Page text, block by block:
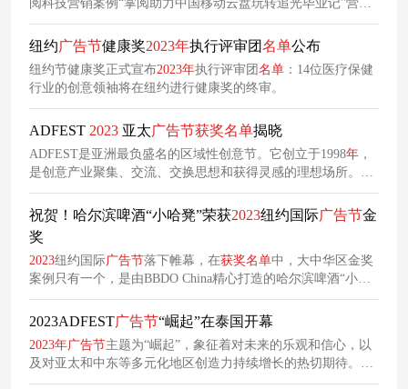
动。
阅科技营销案例“掌阅助力中国移动云盘玩转追光毕业记”营销
案例成功斩获“整合营销类”银奖。
纽约广告节健康奖2023年执行评审团名单公布
纽约节健康奖正式宣布2023年执行评审团 名单 ：14位医疗保健
行业的创意领袖将在纽约进行健康奖的终审。
ADFEST 2023 亚太广告节获奖名单揭晓
ADFEST是亚洲最负盛名的区域性创意节。它创立于1998年 ，
是创意产业聚集、交流、交换思想和获得灵感的理想场所。在
第一年，只有不到200名代表参加ADFEST。而现在，ADFEST
每年都会迎接来自世界各地的1200多名代表。今年，ADFEST
2023 官方颁出8座「Grande of Lotus」, 33座「Gold Lotus」。
祝贺！哈尔滨啤酒“小哈凳”荣获2023纽约国际广告节金
奖
2023纽约国际广告节落下帷幕，在获奖名单中，大中华区金奖
案例只有一个，是由BBDO China精心打造的哈尔滨啤酒“小哈
凳”。
2023ADFEST广告节“崛起”在泰国开幕
2023年广告节主题为“崛起”，象征着对未来的乐观和信心，以
及对亚太和中东等多元化地区创造力持续增长的热切期待。3
月23日(周三)至3月25日(周六)，来自44个城市的762名代表将出